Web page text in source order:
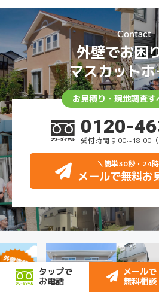
Contact
外壁でお困
マスカット
お見積り・現地調査す
0120-
受付時間 9:00~18:00（
＼簡単30秒・24
メールで無料お
タップで
お電話
メールで
無料相談